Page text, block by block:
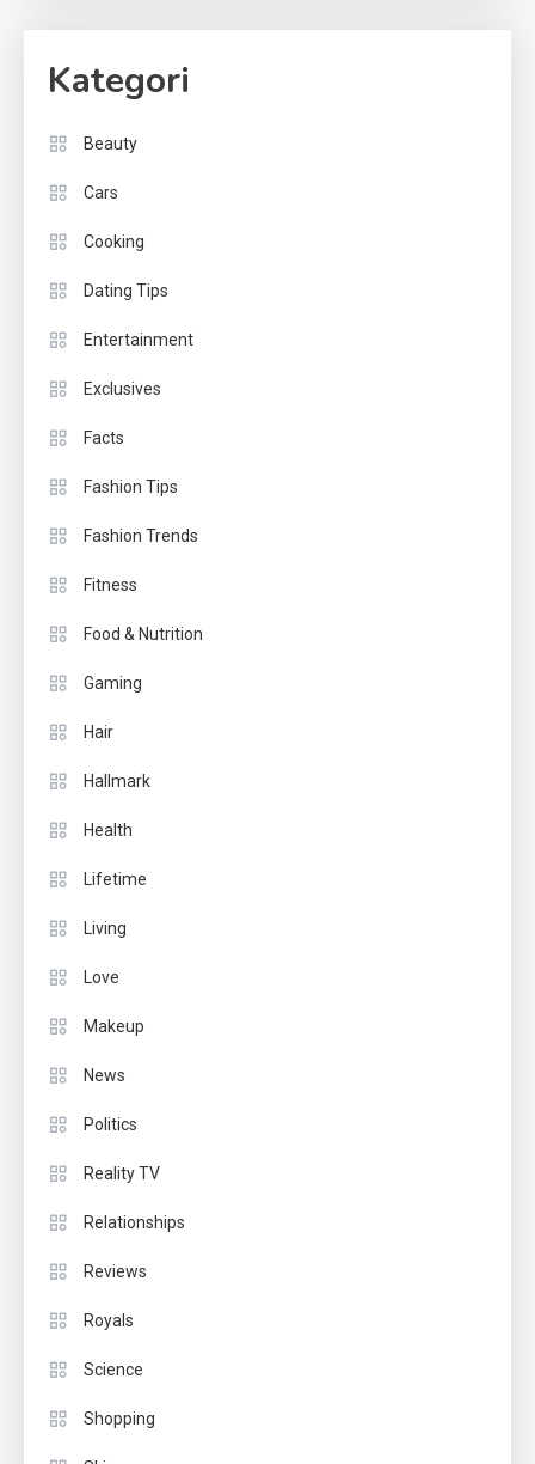
Kategori
Beauty
Cars
Cooking
Dating Tips
Entertainment
Exclusives
Facts
Fashion Tips
Fashion Trends
Fitness
Food & Nutrition
Gaming
Hair
Hallmark
Health
Lifetime
Living
Love
Makeup
News
Politics
Reality TV
Relationships
Reviews
Royals
Science
Shopping